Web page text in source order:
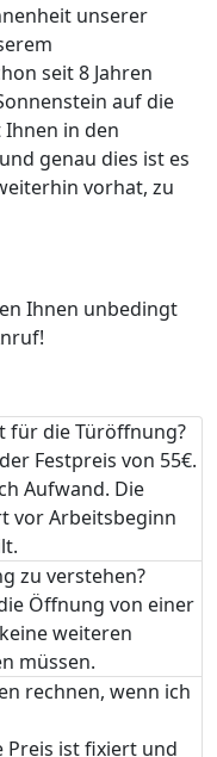
unserer
seit 8 Jahren
auf die
in den
genau dies ist es
vorhat, zu
Ihnen unbedingt
für die Türöffnung?
Festpreis von 55€.
Aufwand. Die
vor Arbeitsbeginn
zu verstehen?
Öffnung von einer
weiteren
müssen.
rechnen, wenn ich
Preis ist fixiert und